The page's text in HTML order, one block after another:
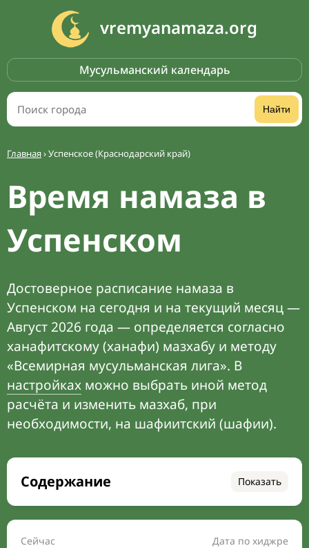
vremyanamaza.org
Мусульманский календарь
Найти
Главная›Успенское (Краснодарский край)
Время намаза в
Успенском
Достоверное расписание намаза в
Успенском на сегодня и на текущий месяц —
Август 2026 года — определяется согласно
ханафитскому (ханафи) мазхабу и методу
«Всемирная мусульманская лига». В
настройках можно выбрать иной метод
расчёта и изменить мазхаб, при
необходимости, на шафиитский (шафии).
Содержание Показать
Время намаза на сегодня
Расписание на месяц
Сейчас Дата по хиджре